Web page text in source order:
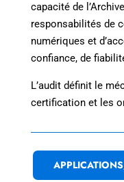
capacité de
responsabilités de
numériques et
confiance, de
L’audit définit le
certification et les